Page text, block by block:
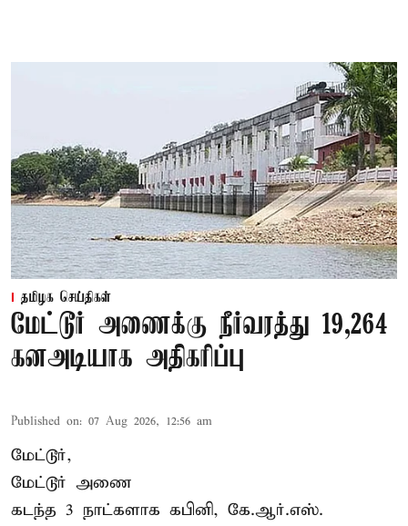
தமிழக செய்திகள்
மேட்டூர் அணைக்கு நீர்வரத்து 19,264
கனஅடியாக அதிகரிப்பு
Published on: 07 Aug 2026, 12:56 am
மேட்டூர்,
மேட்டூர் அணை
கடந்த 3 நாட்களாக கபினி, கே.ஆர்.எஸ்.